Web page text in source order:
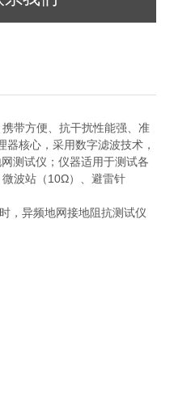
带方便、抗干扰性能强、准
核心，采用数字滤波技术，
测试仪；仪器适用于测试各
波站（10Ω）、避雷针
，异频地网接地阻抗测试仪